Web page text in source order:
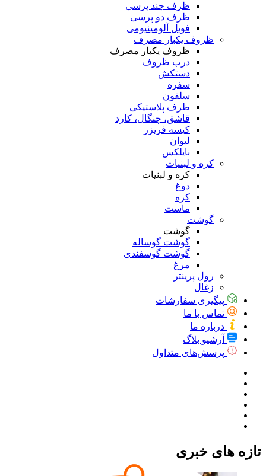
ظرف چند پرسی
ظرف دو پرسی
فویل آلومینیومی
ظروف یکبار مصرف
ظروف یکبار مصرف
درب ظروف
دستکش
سفره
سلفون
ظرف پلاستیکی
قاشق، چنگال، کارد
کیسه فریزر
لیوان
نایلکس
کره و لبنیات
کره و لبنیات
دوغ
کره
ماست
گوشت
گوشت
گوشت گوساله
گوشت گوسفندی
مرغ
رول پرینتر
زغال
پیگیری سفارشات
تماس با ما
درباره ما
آرشیو بلاگ
پرسش‌های متداول
تازه های خبری